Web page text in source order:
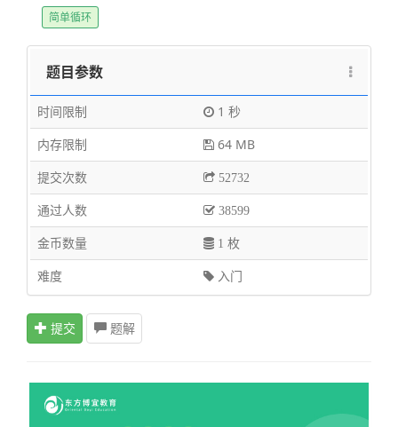
简单循环
题目参数
时间限制
1 秒
内存限制
64 MB
提交次数
52732
通过人数 38599
金币数量 1 枚
难度 入门
提交 题解